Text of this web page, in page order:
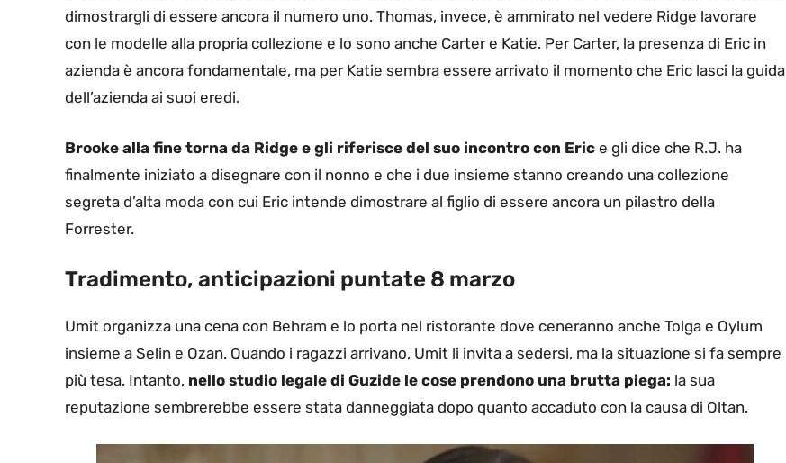
dimostrargli di essere ancora il numero uno. Thomas, invece, è ammirato nel vedere Ridge lavorare
con le modelle alla propria collezione e lo sono anche Carter e Katie. Per Carter, la presenza di Eric in
azienda è ancora fondamentale, ma per Katie sembra essere arrivato il momento che Eric lasci la guida
dell’azienda ai suoi eredi.
Brooke alla fine torna da Ridge e gli riferisce del suo incontro con Eric e gli dice che R.J. ha
finalmente iniziato a disegnare con il nonno e che i due insieme stanno creando una collezione
segreta d’alta moda con cui Eric intende dimostrare al figlio di essere ancora un pilastro della
Forrester.
Tradimento, anticipazioni puntate 8 marzo
Umit organizza una cena con Behram e lo porta nel ristorante dove ceneranno anche Tolga e Oylum
insieme a Selin e Ozan. Quando i ragazzi arrivano, Umit li invita a sedersi, ma la situazione si fa sempre
più tesa. Intanto, nello studio legale di Guzide le cose prendono una brutta piega: la sua
reputazione sembrerebbe essere stata danneggiata dopo quanto accaduto con la causa di Oltan.